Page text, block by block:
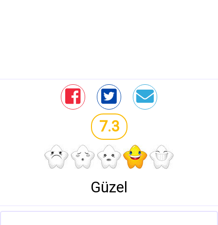
7.3
Güzel